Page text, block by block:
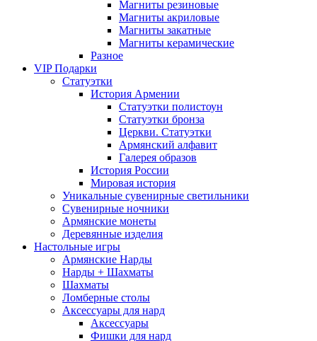
Магниты резиновые
Магниты акриловые
Магниты закатные
Магниты керамические
Разное
VIP Подарки
Статуэтки
История Армении
Статуэтки полистоун
Статуэтки бронза
Церкви. Статуэтки
Армянский алфавит
Галерея образов
История России
Мировая история
Уникальные сувенирные светильники
Сувенирные ночники
Армянские монеты
Деревянные изделия
Настольные игры
Армянские Нарды
Нарды + Шахматы
Шахматы
Ломберные столы
Аксессуары для нард
Аксессуары
Фишки для нард